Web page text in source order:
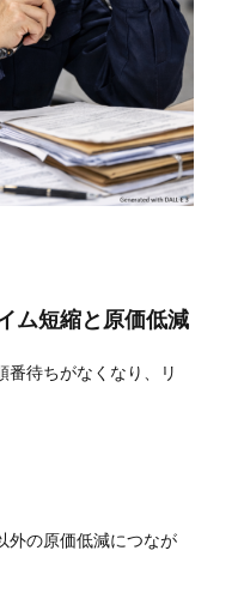
ム短縮と原価低減
待ちがなくなり、リ
外の原価低減につなが